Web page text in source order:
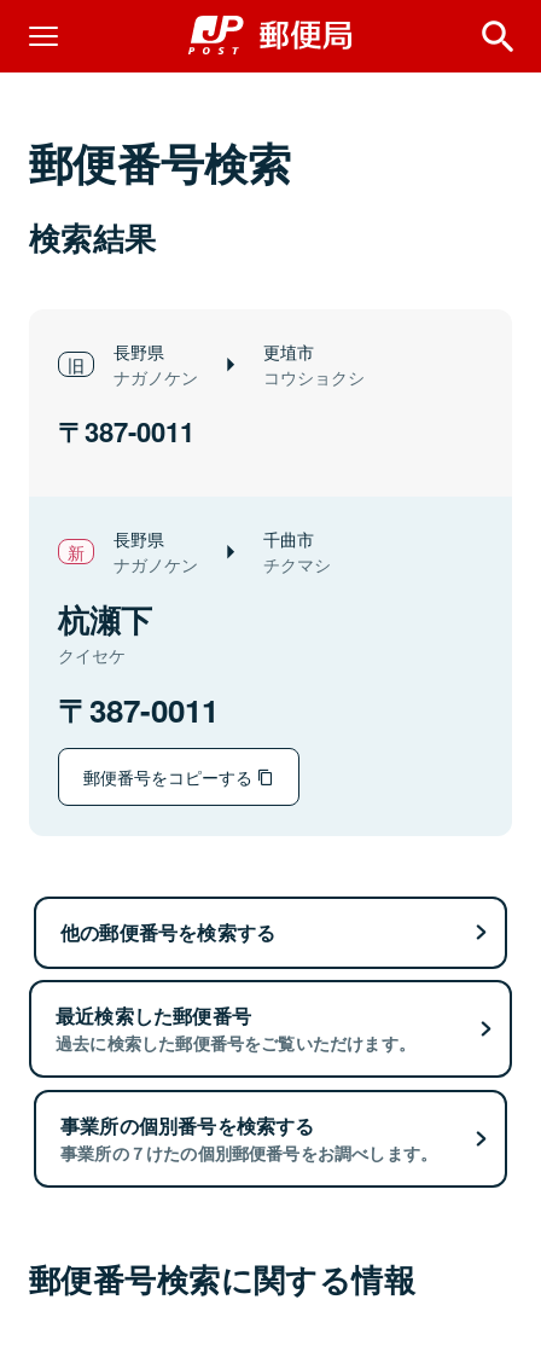
郵便番号検索
検索結果
長野県
ナガノケン
更埴市
コウショクシ
387-0011
長野県
ナガノケン
千曲市
チクマシ
杭瀬下
クイセケ
387-0011
郵便番号をコピーする
他の郵便番号を検索する
最近検索した郵便番号
過去に検索した郵便番号をご覧いただけます。
事業所の個別番号を検索する
事業所の７けたの個別郵便番号をお調べします。
郵便番号検索に関する情報